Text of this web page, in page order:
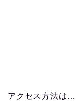
アクセス方法は…